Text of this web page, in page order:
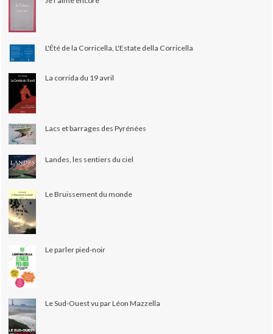
L'Été de la Corricella, L'Estate della Corricella
La corrida du 19 avril
Lacs et barrages des Pyrénées
Landes, les sentiers du ciel
Le Bruissement du monde
Le parler pied-noir
Le Sud-Ouest vu par Léon Mazzella